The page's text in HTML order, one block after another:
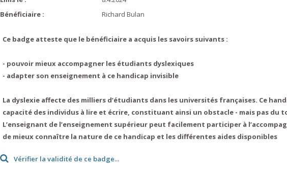
Bénéficiaire : Richard Bulan
Ce badge atteste que le bénéficiaire a acquis les savoirs suivants :
- pouvoir mieux accompagner les étudiants dyslexiques
- adapter son enseignement à ce handicap invisible
La dyslexie affecte des milliers d’étudiants dans les universités françaises. Ce
capacité des individus à lire et écrire, constituant ainsi un obstacle - mais pas du
L’enseignant de l’enseignement supérieur peut facilement participer à
de mieux connaître la nature de ce handicap et les différentes aides disponibles
Vérifier la validité de ce badge...